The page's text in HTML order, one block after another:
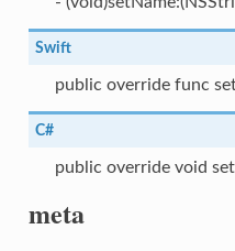
Swift
public override func
C#
public override void
meta